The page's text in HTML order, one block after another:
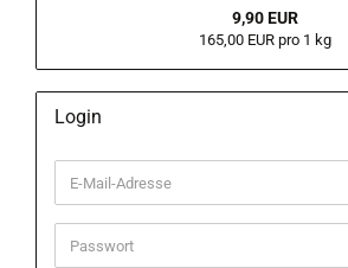
9,90 EUR
165,00 EUR pro 1 kg
Login
E-
Mail-
Adresse
Passwort